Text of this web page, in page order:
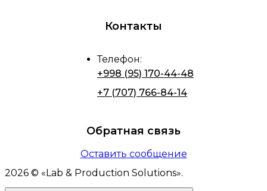
Контакты
Телефон:
+998 (95) 170-44-48
+7 (707) 766-84-14
Обратная связь
Оставить сообщение
2026 © « Lab & Production Solutions».